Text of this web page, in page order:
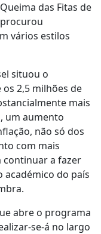
das Fitas de
vários estilos
situou o
2,5 milhões de
mais
um aumento
não só dos
com mais
continuar a fazer
académico do país
abre o programa
se-á no largo